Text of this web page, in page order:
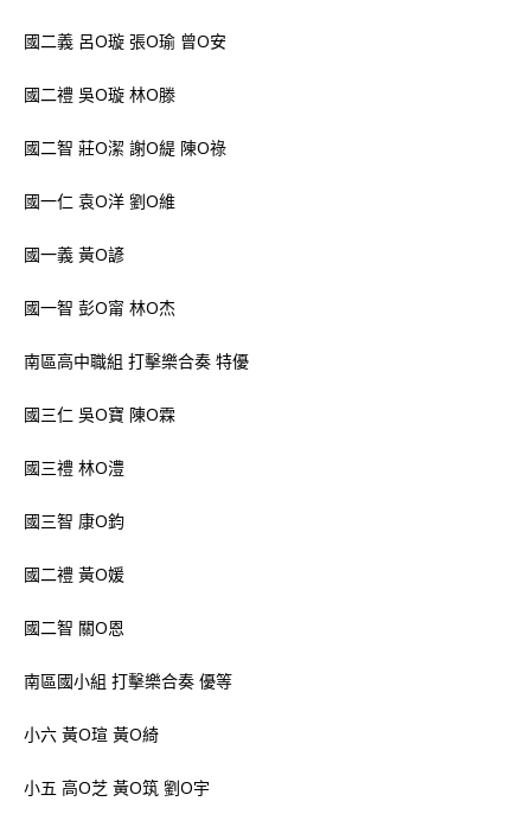
國二義 呂O璇 張O瑜 曾O安
國二禮 吳O璇 林O滕
國二智 莊O潔 謝O緹 陳O祿
國一仁 袁O洋 劉O維
國一義 黃O諺
國一智 彭O甯 林O杰
南區高中職組 打擊樂合奏 特優
國三仁 吳O寶 陳O霖
國三禮 林O澧
國三智 康O鈞
國二禮 黃O媛
國二智 關O恩
南區國小組 打擊樂合奏 優等
小六 黃O瑄 黃O綺
小五 高O芝 黃O筑 劉O宇